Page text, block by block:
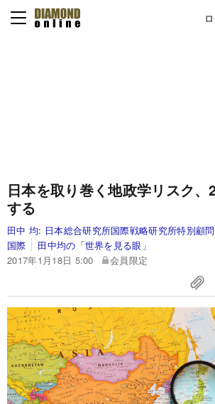
日本を取り巻く地政学リスク
する
田中 均: 日本総合研究所国際戦略研究所特別顧
国際
田中均の「世界を見る眼」
2017年1月18日 5:00
会員限定